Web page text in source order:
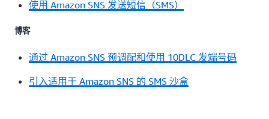
使用 Amazon SNS 发送短信（SMS）
博客
通过 Amazon SNS 预调配和使用 10DLC 发端号码
引入适用于 Amazon SNS 的 SMS 沙盒